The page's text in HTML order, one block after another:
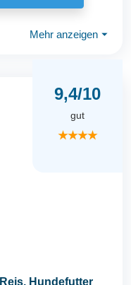
Mehr anzeigen ⏷
9,4/10
gut
★★★★
Hundefutter